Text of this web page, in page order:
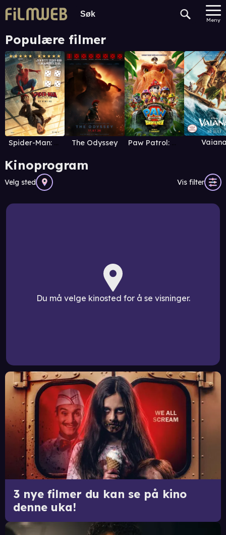
Meny
Populære filmer
Spider-Man: Brand New Day The Odyssey Paw Patrol: Dinofilmen
Kinoprogram
Velg sted Vis filter
Du må velge kinosted for å se visninger.
3 nye filmer du kan se på kino
denne uka!